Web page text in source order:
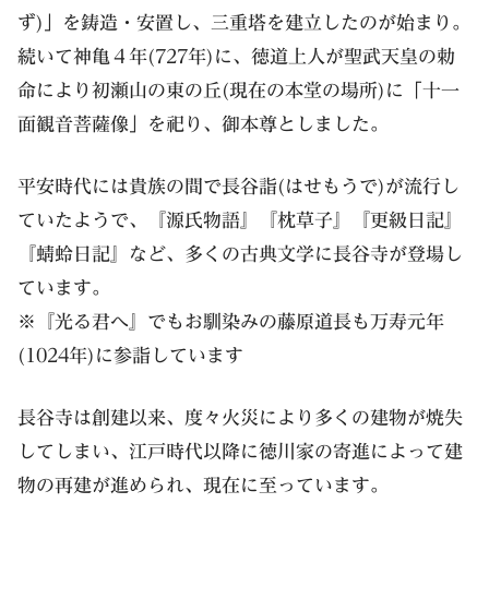
ず)」を鋳造・安置し、三重塔を建立したのが始まり。
続いて神亀４年(727年)に、徳道上人が聖武天皇の勅
命により初瀬山の東の丘(現在の本堂の場所)に「十一
面観音菩薩像」を祀り、御本尊としました。
平安時代には貴族の間で長谷詣(はせもうで)が流行し
ていたようで、『源氏物語』『枕草子』『更級日記』
『蜻蛉日記』など、多くの古典文学に長谷寺が登場し
ています。
※『光る君へ』でもお馴染みの藤原道長も万寿元年
(1024年)に参詣しています
長谷寺は創建以来、度々火災により多くの建物が焼失
してしまい、江戸時代以降に徳川家の寄進によって建
物の再建が進められ、現在に至っています。